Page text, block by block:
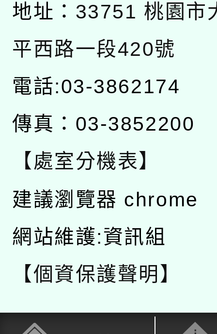
地址： 33751 桃園市
平西路一段420號
電話:03-3862174
傳真：03-3852200
【處室分機表】
建議瀏覽器 chrome
網站維護:資訊組
【個資保護聲明】